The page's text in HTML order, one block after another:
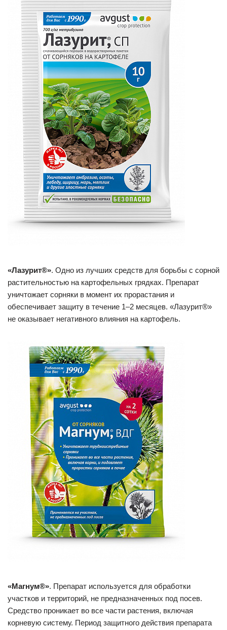
«Лазурит®». Одно из лучших средств для борьбы с сорной
растительностью на картофельных грядках. Препарат
уничтожает сорняки в момент их прорастания и
обеспечивает защиту в течение 1–2 месяцев. «Лазурит®»
не оказывает негативного влияния на картофель.
«Магнум®». Препарат используется для обработки
участков и территорий, не предназначенных под посев.
Средство проникает во все части растения, включая
корневую систему. Период защитного действия препарата